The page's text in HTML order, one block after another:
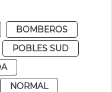
BOMBEROS
POBLES SUD
NORMAL